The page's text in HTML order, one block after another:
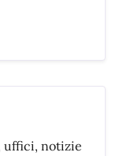
uffici, notizie